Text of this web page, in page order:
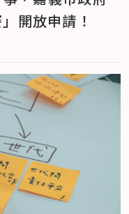
開放申請！